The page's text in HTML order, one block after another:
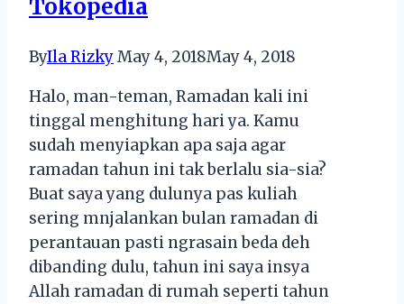
Tokopedia
ByIla RizkyMay 4, 2018May 4, 2018
Halo, man-teman, Ramadan kali ini
tinggal menghitung hari ya. Kamu
sudah menyiapkan apa saja agar
ramadan tahun ini tak berlalu sia-sia?
Buat saya yang dulunya pas kuliah
sering mnjalankan bulan ramadan di
perantauan pasti ngrasain beda deh
dibanding dulu, tahun ini saya insya
Allah ramadan di rumah seperti tahun